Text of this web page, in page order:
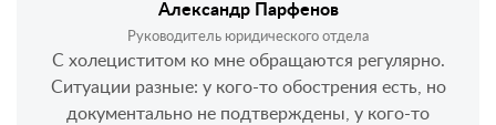
Александр Парфенов
Руководитель юридического отдела
С холециститом ко мне обращаются регулярно.
Ситуации разные: у кого-то обострения есть, но
документально не подтверждены, у кого-то